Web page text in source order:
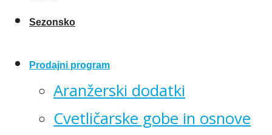
Sezonsko
Prodajni program
Aranžerski dodatki
Cvetličarske gobe in osnove